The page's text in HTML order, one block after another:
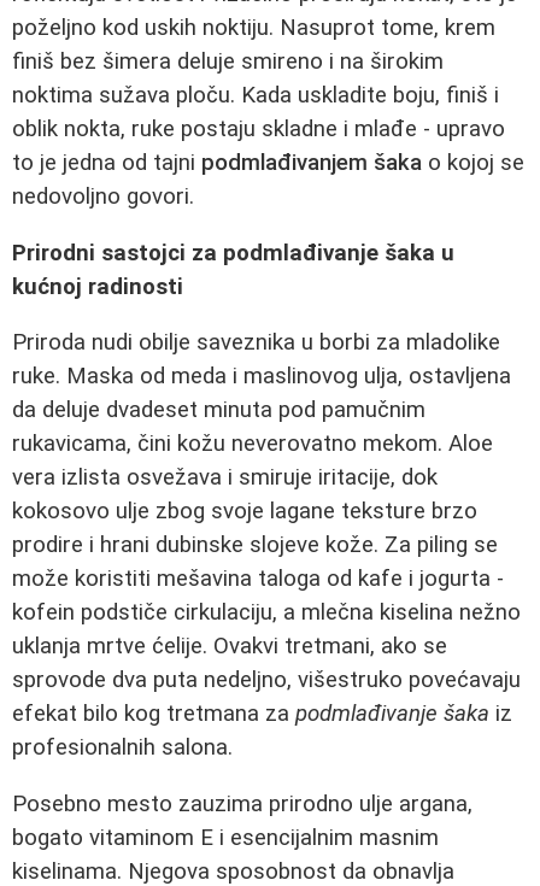
poželjno kod uskih noktiju. Nasuprot tome, krem
finiš bez šimera deluje smireno i na širokim
noktima sužava ploču. Kada uskladite boju, finiš i
oblik nokta, ruke postaju skladne i mlađe - upravo
to je jedna od tajni podmlađivanjem šaka o kojoj se
nedovoljno govori.
Prirodni sastojci za podmlađivanje šaka u
kućnoj radinosti
Priroda nudi obilje saveznika u borbi za mladolike
ruke. Maska od meda i maslinovog ulja, ostavljena
da deluje dvadeset minuta pod pamučnim
rukavicama, čini kožu neverovatno mekom. Aloe
vera izlista osvežava i smiruje iritacije, dok
kokosovo ulje zbog svoje lagane teksture brzo
prodire i hrani dubinske slojeve kože. Za piling se
može koristiti mešavina taloga od kafe i jogurta -
kofein podstiče cirkulaciju, a mlečna kiselina nežno
uklanja mrtve ćelije. Ovakvi tretmani, ako se
sprovode dva puta nedeljno, višestruko povećavaju
efekat bilo kog tretmana za podmlađivanje šaka iz
profesionalnih salona.
Posebno mesto zauzima prirodno ulje argana,
bogato vitaminom E i esencijalnim masnim
kiselinama. Njegova sposobnost da obnavlja